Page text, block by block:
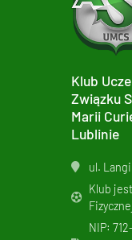
Klub
Związku
Marii
Lublinie
ul.
Klub
NIP: